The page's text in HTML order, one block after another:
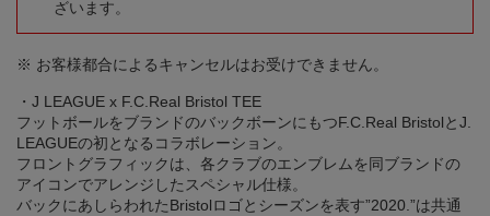
ざいます。
※ お客様都合によるキャンセルはお受けできません。
・J LEAGUE x F.C.Real Bristol TEE
フットボールをブランドのバックボーンにもつF.C.Real BristolとJ.
LEAGUEの初となるコラボレーション。
フロントグラフィックは、各クラブのエンブレムを同ブランドの
アイコンでアレンジしたスペシャル仕様。
バックにあしらわれたBristolロゴとシーズンを表す”2020.”は共通